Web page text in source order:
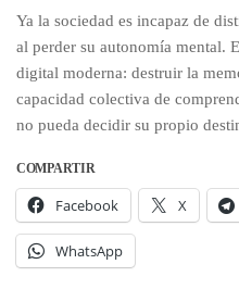
Ya la sociedad es incapaz de
al perder su autonomía mental.
digital moderna: destruir la
capacidad colectiva de
no pueda decidir su propio
COMPARTIR
Facebook X
WhatsApp